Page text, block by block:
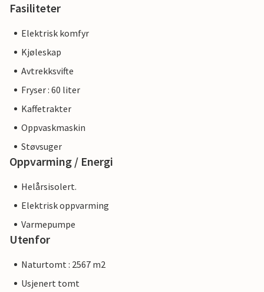
Fasiliteter
Elektrisk komfyr
Kjøleskap
Avtrekksvifte
Fryser : 60 liter
Kaffetrakter
Oppvaskmaskin
Støvsuger
Oppvarming / Energi
Helårsisolert.
Elektrisk oppvarming
Varmepumpe
Utenfor
Naturtomt : 2567 m2
Usjenert tomt